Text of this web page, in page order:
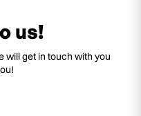
us!
will get in touch with you